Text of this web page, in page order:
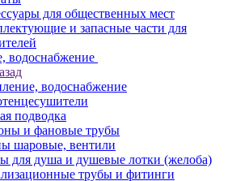
для общественных мест
и запасные части для
водоснабжение
водоснабжение
подводка
и фановые трубы
шаровые, вентили
для душа и душевые лотки (желоба)
трубы и фитинги